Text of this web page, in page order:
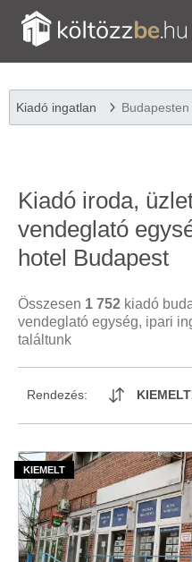
Kiadó ingatlan Budapesten
Kiadó iroda,
vendeglató
hotel Budapest
Összesen 1 752 kiadó
vendeglató egység, ipari
találtunk
Rendezés: